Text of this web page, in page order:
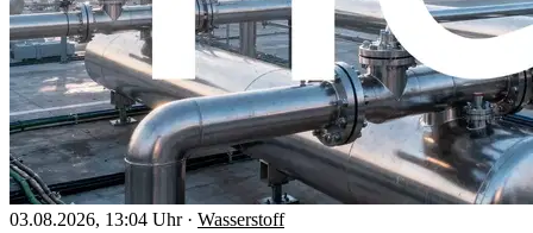
03.08.2026, 13:04 Uhr · Wasserstoff